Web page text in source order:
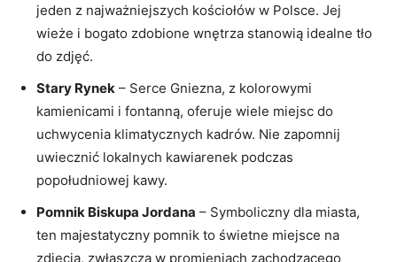
jeden z najważniejszych kościołów w Polsce. Jej
wieże ‌i bogato zdobione wnętrza stanowią idealne tło
‍do zdjęć.
Stary Rynek – Serce Gniezna, z​ kolorowymi
kamienicami i‍ fontanną, oferuje ‌wiele miejsc⁣ do
uchwycenia klimatycznych kadrów. Nie zapomnij
⁢uwiecznić lokalnych kawiarenek⁤ podczas
popołudniowej kawy.
Pomnik Biskupa Jordana – Symboliczny dla miasta,
ten‍ majestatyczny pomnik⁢ to‍ świetne miejsce na
zdjęcia, zwłaszcza w promieniach zachodzącego⁣